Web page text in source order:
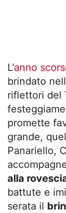
L’anno
brindato
riflettori del
promette
grande,
Panariello,
alla
battute e
serata il